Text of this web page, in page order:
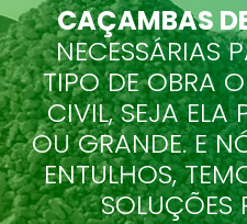
CAÇAMBAS
NECESSÁRIAS
TIPO DE OBRA
CIVIL, SEJA ELA
OU GRANDE. E
ENTULHOS,
SOLUÇÕES